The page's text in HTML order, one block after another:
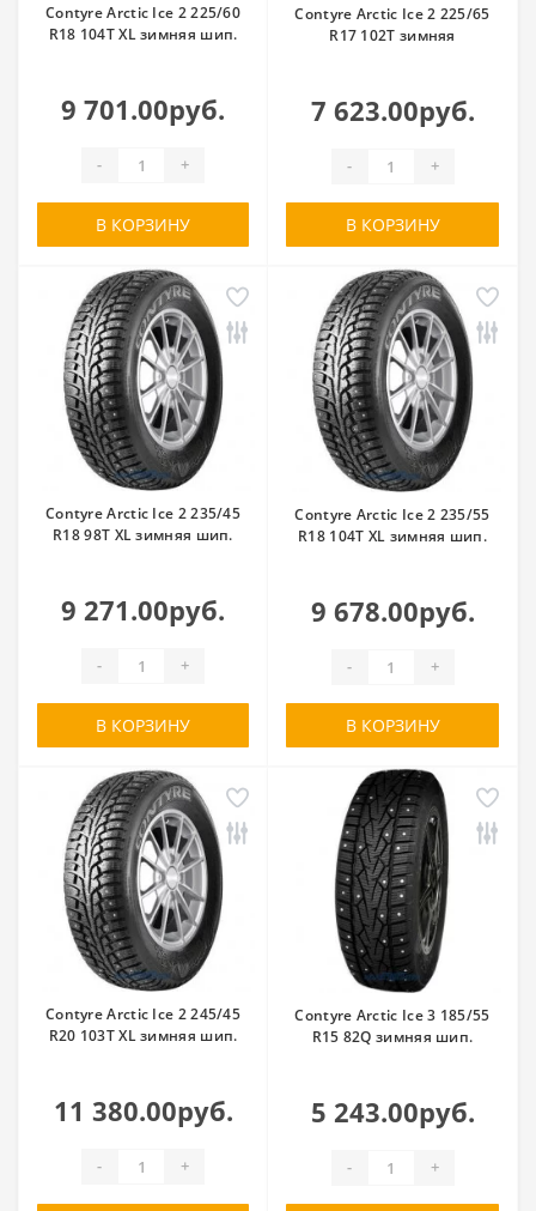
Contyre Arctic Ice 2 225/60
R18 104T XL зимняя шип.
9 701.00руб.
- +
В КОРЗИНУ
Contyre Arctic Ice 2 225/65
R17 102T зимняя
7 623.00руб.
- +
В КОРЗИНУ
Contyre Arctic Ice 2 235/45
R18 98T XL зимняя шип.
9 271.00руб.
- +
В КОРЗИНУ
Contyre Arctic Ice 2 235/55
R18 104T XL зимняя шип.
9 678.00руб.
- +
В КОРЗИНУ
Contyre Arctic Ice 2 245/45
R20 103T XL зимняя шип.
11 380.00руб.
- +
Contyre Arctic Ice 3 185/55
R15 82Q зимняя шип.
5 243.00руб.
- +